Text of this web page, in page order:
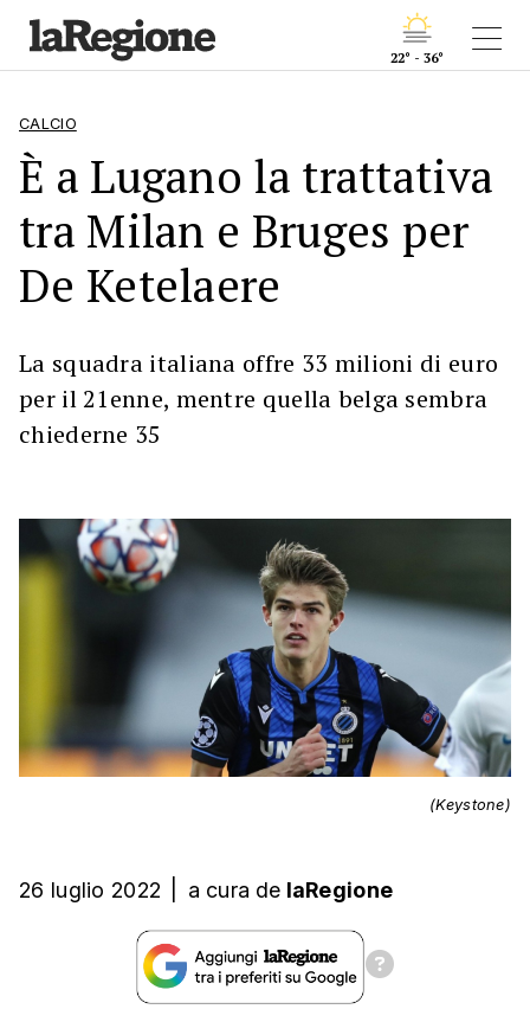
22° - 36°
CALCIO
È a Lugano la trattativa
tra Milan e Bruges per
De Ketelaere
La squadra italiana offre 33 milioni di euro
per il 21enne, mentre quella belga sembra
chiederne 35
(Keystone)
26 luglio 2022 a cura de laRegione